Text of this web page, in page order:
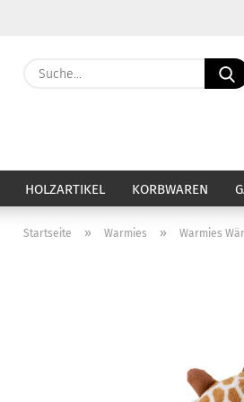
HOLZARTIKEL KORBWAREN
Startseite » Warmies » Warmies